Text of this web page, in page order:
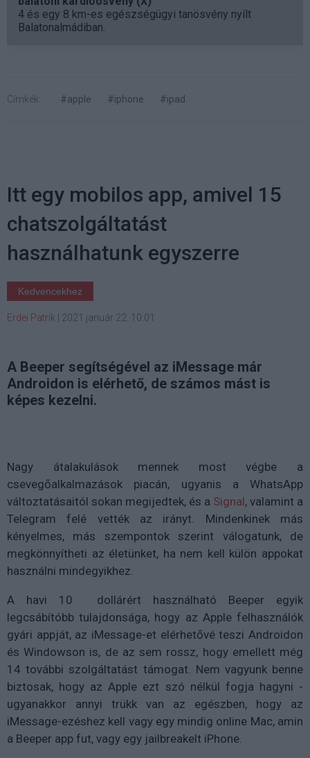
4 és egy 8 km-es egészségügyi tanösvény nyílt
Balatonalmádiban.
Címkék: #apple #iphone #ipad
Itt egy mobilos app, amivel 15
chatszolgáltatást
használhatunk egyszerre
Kedvencekhez
Erdei Patrik 2021 január 22. 10:01
A Beeper segítségével az iMessage már
Androidon is elérhető, de számos mást is
képes kezelni.
Nagy átalakulások mennek most végbe a
csevegőalkalmazások piacán, ugyanis a WhatsApp
változtatásaitól sokan megijedtek, és a Signal, valamint a
Telegram felé vették az irányt. Mindenkinek más
kényelmes, más szempontok szerint válogatunk, de
megkönnyítheti az életünket, ha nem kell külön appokat
használni mindegyikhez.
A havi 10 dollárért használható Beeper egyik
legcsábítóbb tulajdonsága, hogy az Apple felhasználók
gyári appját, az iMessage-et elérhetővé teszi Androidon
és Windowson is, de az sem rossz, hogy emellett még
14 további szolgáltatást támogat. Nem vagyunk benne
biztosak, hogy az Apple ezt szó nélkül fogja hagyni -
ugyanakkor annyi trükk van az egészben, hogy az
iMessage-ezéshez kell vagy egy mindig online Mac, amin
a Beeper app fut, vagy egy jailbreakelt iPhone.